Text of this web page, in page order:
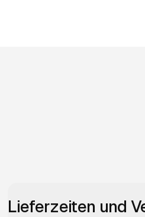
Lieferzeiten und